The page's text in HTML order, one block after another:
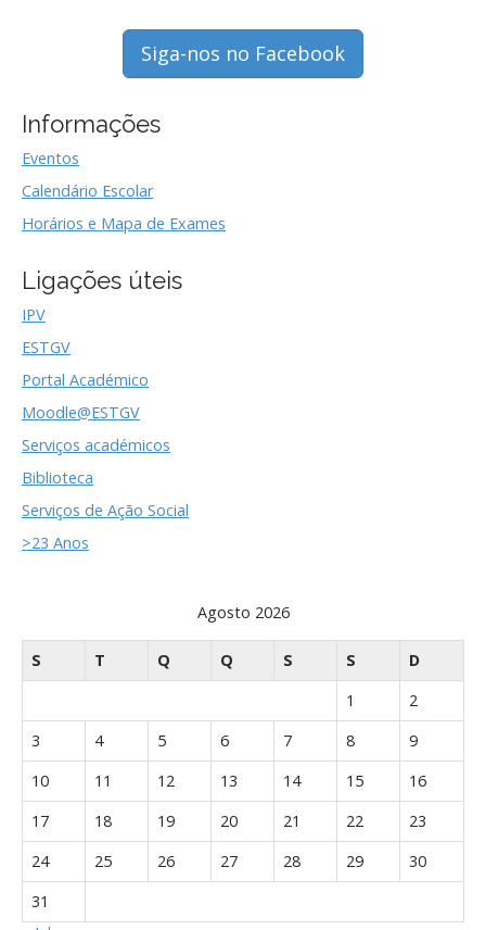
Siga-nos no Facebook
Informações
Eventos
Calendário Escolar
Horários e Mapa de Exames
Ligações úteis
IPV
ESTGV
Portal Académico
Moodle@ESTGV
Serviços académicos
Biblioteca
Serviços de Ação Social
>23 Anos
Agosto 2026
S T Q Q S S
D
1
2
3
4 5 6 7 8
9
10
11 12 13 14 15
16
17
18 19 20 21 22
23
24
25 26 27 28 29
30
31